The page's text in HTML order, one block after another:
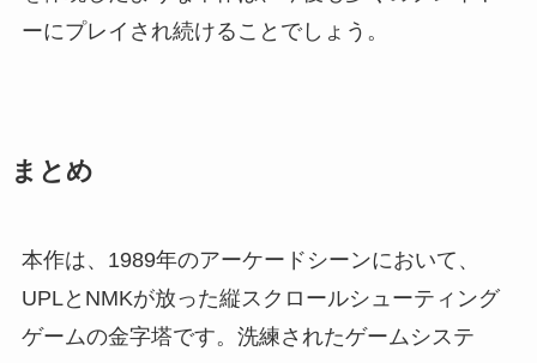
ーにプレイされ続けることでしょう。
まとめ
本作は、1989年のアーケードシーンにおいて、
UPLとNMKが放った縦スクロールシューティング
ゲームの金字塔です。洗練されたゲームシステ